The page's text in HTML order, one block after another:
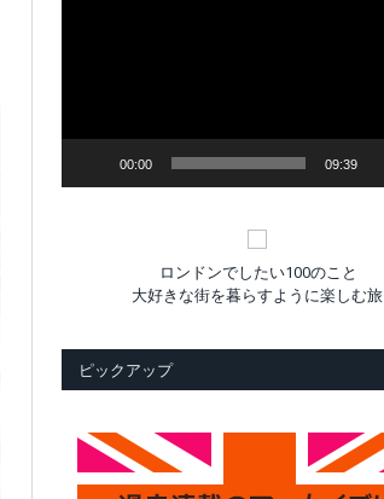
00:00 09:39
ロンドンでしたい100のこと
大好きな街を暮らすように楽しむ旅
ピックアップ